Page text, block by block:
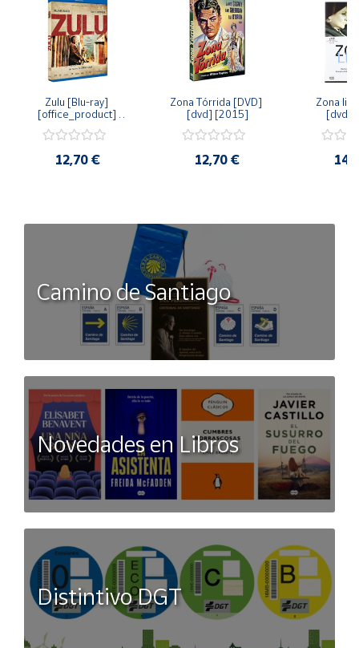
Zulu [Blu-ray]
[office_product]
12,70 €
Zona Tórrida [DVD]
[dvd] [2015]
12,70 €
Zona
[dvd]
Camino de Santiago
Novedades en Libros
Distintivo DGT